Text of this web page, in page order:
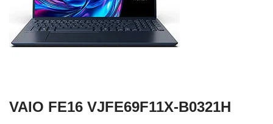
VAIO FE16 VJFE69F11X-B0321H